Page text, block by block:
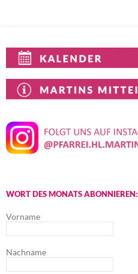
WORT DES MONATS ABONNIEREN:
Vorname
Nachname